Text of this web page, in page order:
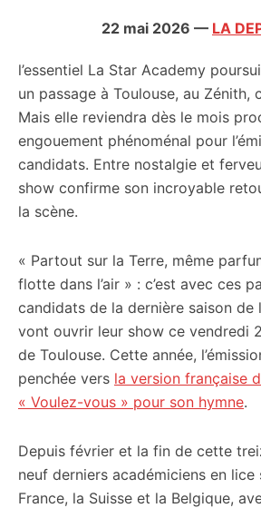
22 mai 2026 — LA
l’essentiel La Star Academy
un passage à Toulouse, au Zénith,
Mais elle reviendra dès le mois
engouement phénoménal pour
candidats. Entre nostalgie et
show confirme son incroyable
la scène.
« Partout sur la Terre, même
flotte dans l’air » : c’est avec ces
candidats de la dernière saison de
vont ouvrir leur show ce vendredi
de Toulouse. Cette année,
penchée vers la version française
« Voulez-vous » pour son hymne.
Depuis février et la fin de cette
neuf derniers académiciens en lice
France, la Suisse et la Belgique,